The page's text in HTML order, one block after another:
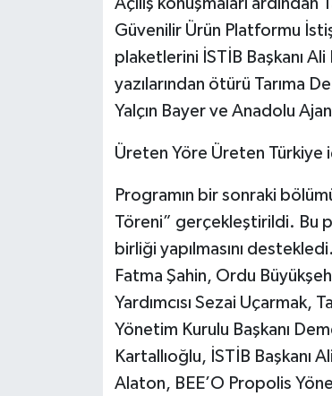
Açılış konuşmaları
Güvenilir Ürün Platformu
plaketlerini İSTİB Başkanı
yazılarından ötürü Tarıma
Yalçın Bayer ve Anadolu
Üreten Yöre Üreten Türkiye
Programın bir sonraki
Töreni” gerçekleştirildi. Bu
birliği yapılmasını
Fatma Şahin, Ordu
Yardımcısı Sezai Uçarmak,
Yönetim Kurulu Başkanı
Kartallıoğlu, İSTİB Başkanı
Alaton, BEE’O Propolis